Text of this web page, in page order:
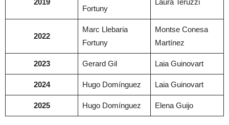
2019
Fortuny
Laura Teruzzi
2022
Marc Llebaria
Fortuny
Montse Conesa
Martínez
2023 Gerard Gil Laia Guinovart
2024 Hugo Domínguez Laia Guinovart
2025 Hugo Domínguez Elena Guijo